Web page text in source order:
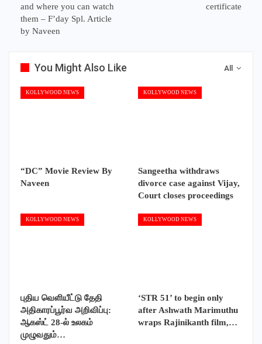
and where you can watch
them – F’day Spl. Article
by Naveen
certificate
All
You Might Also Like
KOLLYWOOD NEWS
“DC” Movie Review By
Naveen
KOLLYWOOD NEWS
Sangeetha withdraws
divorce case against Vijay,
Court closes proceedings
KOLLYWOOD NEWS
புதிய வெளியீட்டு தேதி
அதிகாரப்பூர்வ அறிவிப்பு:
ஆகஸ்ட் 28-ல் உலகம்
முழுவதும்…
KOLLYWOOD NEWS
‘STR 51’ to begin only
after Ashwath Marimuthu
wraps Rajinikanth film,…